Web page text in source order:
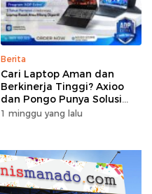
Berita
Cari Laptop Aman dan
Berkinerja Tinggi? Axioo
dan Pongo Punya Solusi
dengan Garansi Ekstra
1 minggu yang lalu